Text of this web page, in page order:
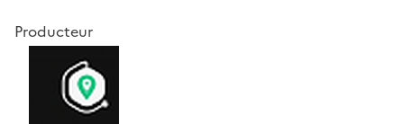
Producteur